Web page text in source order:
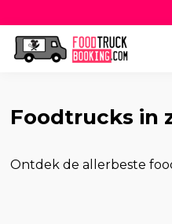
Foodtrucks in
Ontdek de allerbeste